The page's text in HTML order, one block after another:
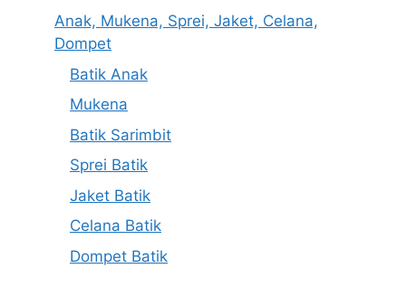
Anak, Mukena, Sprei, Jaket, Celana,
Dompet
Batik Anak
Mukena
Batik Sarimbit
Sprei Batik
Jaket Batik
Celana Batik
Dompet Batik